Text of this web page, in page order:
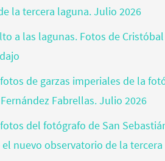
la tercera laguna. Julio 2026
a las lagunas. Fotos de
de garzas imperiales de la
Fabrellas. Julio 2026
del fotógrafo de San
nuevo observatorio de la